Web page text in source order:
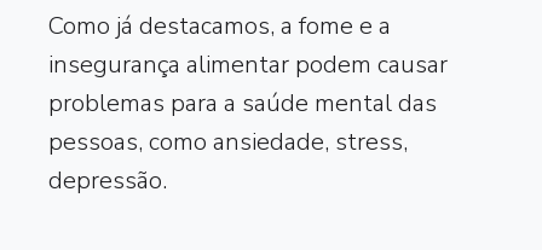
Como já destacamos, a fome e a
insegurança alimentar podem causar
problemas para a saúde mental das
pessoas, como ansiedade, stress,
depressão.